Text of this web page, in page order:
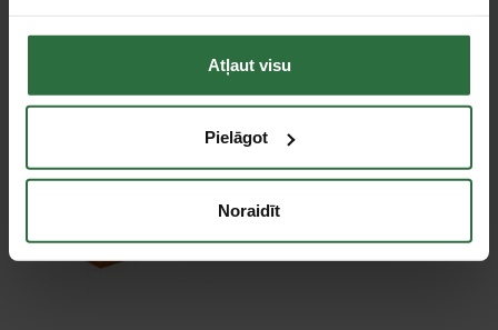
Atļaut visu
Pielāgot
Noraidīt